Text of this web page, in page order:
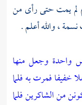
لم يمت حتى رأى من
، والله أعلم .
واحدة وجعل منها
خفيفا فمرت به فلما
من الشاكرين فلما